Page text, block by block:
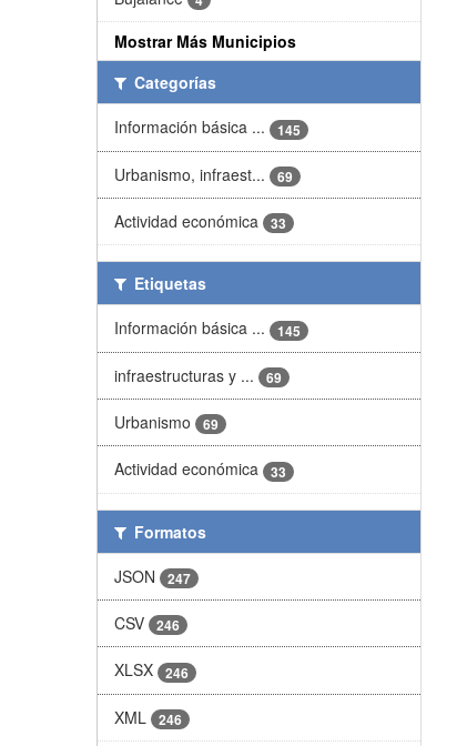
Mostrar Más Municipios
Categorías
Información básica ...
145
Urbanismo, infraest... 69
Actividad económica 33
Etiquetas
Información básica ...
145
infraestructuras y ... 69
Urbanismo 69
Actividad económica 33
Formatos
JSON
247
CSV 246
XLSX 246
XML 246